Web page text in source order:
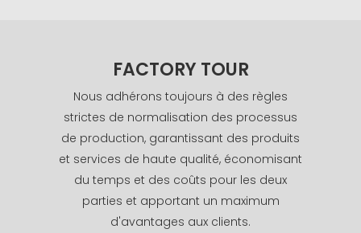
FACTORY TOUR
Nous adhérons toujours à des règles
strictes de normalisation des processus
de production, garantissant des produits
et services de haute qualité, économisant
du temps et des coûts pour les deux
parties et apportant un maximum
d'avantages aux clients.